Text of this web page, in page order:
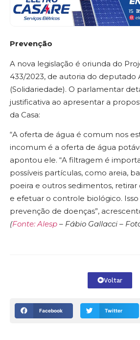
Prevenção
A nova legislação é oriunda do
433/2023, de autoria do deputado
(Solidariedade). O parlamentar
justificativa ao apresentar a
da Casa:
“A oferta de água é comum nos
incomum é a oferta de água
apontou ele. “A filtragem é
possíveis partículas, como areia,
poeira e outros sedimentos, retirar
e efetuar o controle biológico.
prevenção de doenças”,
(Fonte: Alesp – Fábio Gallacci –
Voltar
Facebook Twitter